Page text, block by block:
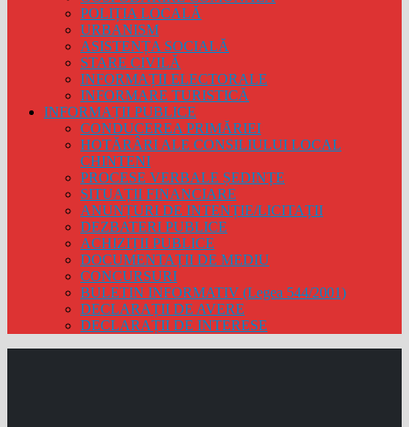
POLIȚIA LOCALĂ
URBANISM
ASISTENȚA SOCIALĂ
STARE CIVILĂ
INFORMAȚII ELECTORALE
INFORMARE TURISTICĂ
INFORMAȚII PUBLICE
CONDUCEREA PRIMĂRIEI
HOTĂRÂRI ALE CONSILIULUI LOCAL
CHINTENI
PROCESE VERBALE ȘEDINȚE
SITUAȚII FINANCIARE
ANUNȚURI DE INTENȚIE/LICITAȚII
DEZBATERI PUBLICE
ACHIZIȚII PUBLICE
DOCUMENTAȚII DE MEDIU
CONCURSURI
BULETIN INFORMATIV (Legea 544/2001)
DECLARAȚII DE AVERE
DECLARAȚII DE INTERESE